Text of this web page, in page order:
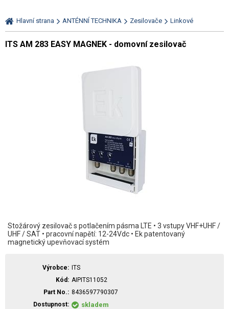
Hlavní strana ANTÉNNÍ TECHNIKA Zesilovače Linkové
ITS AM 283 EASY MAGNEK - domovní zesilovač
Stožárový zesilovač s potlačením pásma LTE • 3 vstupy VHF+UHF /
UHF / SAT • pracovní napětí: 12-24Vdc • Ek patentovaný
magnetický upevňovací systém
Výrobce
ITS
Kód
AIPITS11052
Part No.
8436597790307
Dostupnost
skladem